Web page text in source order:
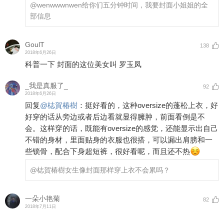
@wenwwwnwen给你们五分钟时间，我要封面小姐姐的全
部信息
GoulT
2018年6月26日
138
科普一下 封面的这位美女叫 罗玉凤
_我是真服了_
2018年6月26日
92
回复@梽賀椿樹 ： 挺好看的，这种oversize的蓬松上衣，好
好穿的话从旁边或者后边看就显得臃肿，前面看倒是不
会。这样穿的话，既能有oversize的感觉，还能显示出自己
不错的身材，里面贴身的衣服也很搭，可以漏出肩膀和一
些锁骨，配合下身超短裤，很好看呢，而且还不热
@梽賀椿樹女生像封面那样穿上衣不会累吗？
一朵小艳菊
2018年7月11日
82